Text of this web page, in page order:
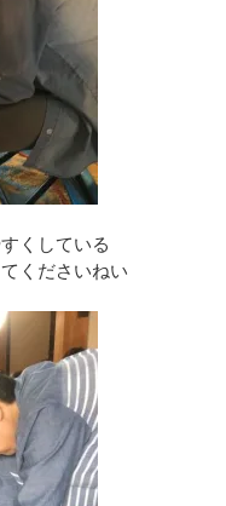
くしている
ださいねい